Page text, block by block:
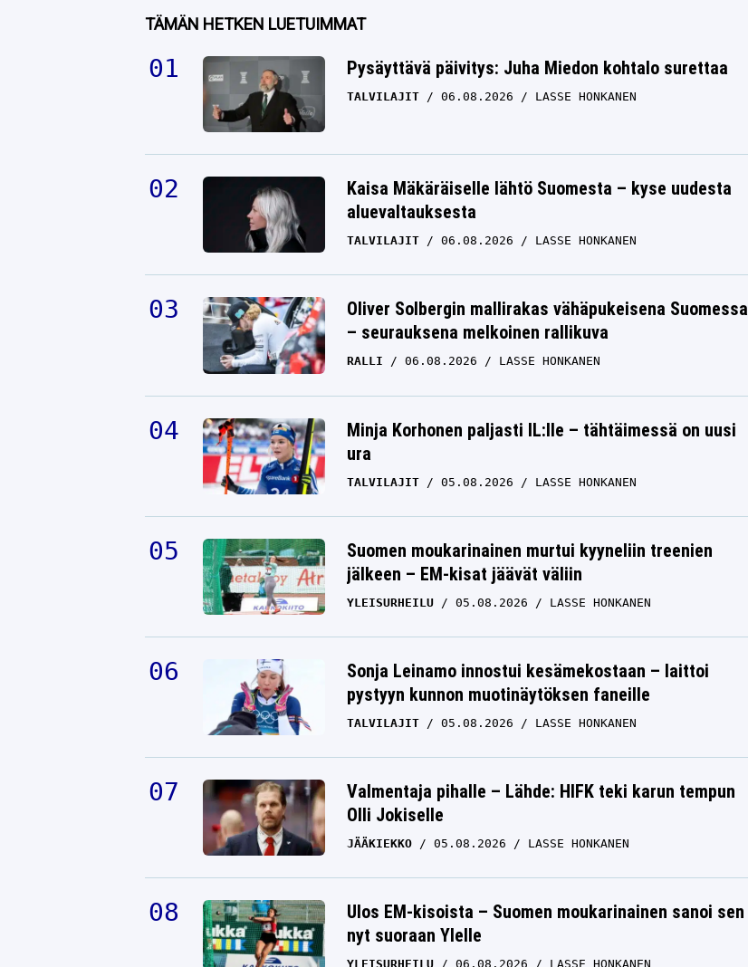
TÄMÄN HETKEN LUETUIMMAT
Pysäyttävä päivitys: Juha Miedon kohtalo surettaa
TALVILAJIT 06.08.2026 LASSE HONKANEN
Kaisa Mäkäräiselle lähtö Suomesta – kyse uudesta
aluevaltauksesta
TALVILAJIT 06.08.2026 LASSE HONKANEN
Oliver Solbergin mallirakas vähäpukeisena Suomessa
– seurauksena melkoinen rallikuva
RALLI 06.08.2026 LASSE HONKANEN
Minja Korhonen paljasti IL:lle – tähtäimessä on uusi
ura
TALVILAJIT 05.08.2026 LASSE HONKANEN
Suomen moukarinainen murtui kyyneliin treenien
jälkeen – EM-kisat jäävät väliin
YLEISURHEILU 05.08.2026 LASSE HONKANEN
Sonja Leinamo innostui kesämekostaan – laittoi
pystyyn kunnon muotinäytöksen faneille
TALVILAJIT 05.08.2026 LASSE HONKANEN
Valmentaja pihalle – Lähde: HIFK teki karun tempun
Olli Jokiselle
JÄÄKIEKKO 05.08.2026 LASSE HONKANEN
Ulos EM-kisoista – Suomen moukarinainen sanoi sen
nyt suoraan Ylelle
YLEISURHEILU 06.08.2026 LASSE HONKANEN